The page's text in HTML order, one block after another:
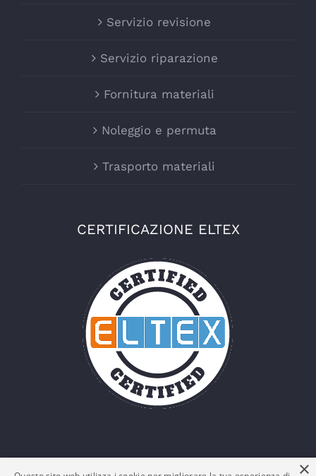
Servizio revisione
Servizio riparazione
Fornitura materiali
Noleggio e permuta
Trasporto materiali
CERTIFICAZIONE ELTEX
×